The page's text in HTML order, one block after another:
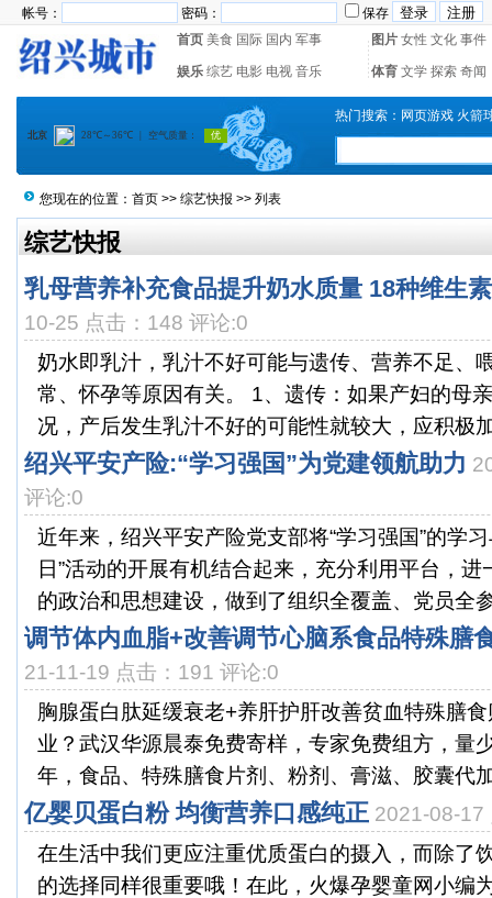
帐号： 密码：
保存
首页 美食 国际 国内 军事 图片 女性 文化 事件
娱乐 综艺 电影 电视 音乐 体育 文学 探索 奇闻
热门搜索： 网页游戏 火箭
您现在的位置： 首页 >> 综艺快报 >> 列表
综艺快报
乳母营养补充食品提升奶水质量 18种维生
10-25 点击：148 评论:0
奶水即乳汁，乳汁不好可能与遗传、营养不足、
常、怀孕等原因有关。 1、遗传：如果产妇的母
况，产后发生乳汁不好的可能性就较大，应积极
绍兴平安产险:“学习强国”为党建领航助力
评论:0
近年来，绍兴平安产险党支部将“学习强国”的学习
日”活动的开展有机结合起来，充分利用平台，
的政治和思想建设，做到了组织全覆盖、党员全
调节体内血脂+改善调节心脑系食品特殊膳
21-11-19 点击：191 评论:0
胸腺蛋白肽延缓衰老+养肝护肝改善贫血特殊膳
业？武汉华源晨泰免费寄样，专家免费组方，量
年，食品、特殊膳食片剂、粉剂、膏滋、胶囊代
亿婴贝蛋白粉 均衡营养口感纯正 2021-08-17
在生活中我们更应注重优质蛋白的摄入，而除了
的选择同样很重要哦！在此，火爆孕婴童网小编